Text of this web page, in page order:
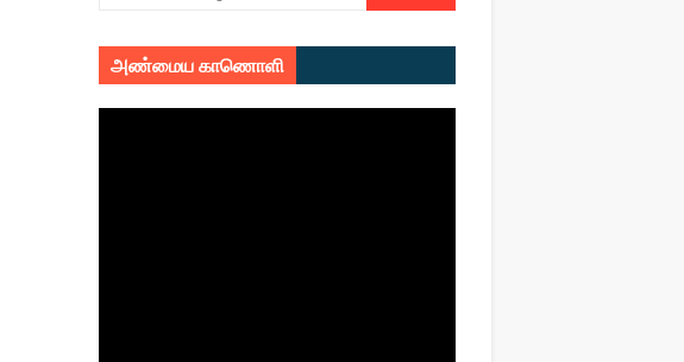
அண்மைய காணொளி